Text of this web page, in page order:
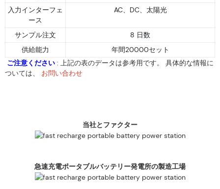
入力インターフェ
ース
AC、DC、太陽光
サンプル注文
8 日数
供給能力
年間20000セット
ご注意ください : 上記の表のデータは参考用です。 具体的な情報に
ついては、 お問い合わせ
当社とファクター
急速充電ポータブルバッテリー発電所の製造工場